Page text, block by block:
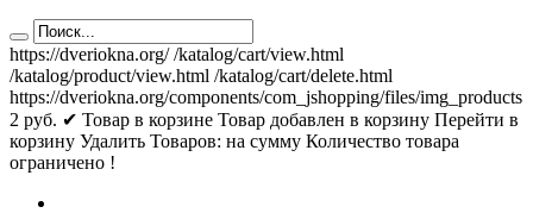
https://dveriokna.org/ /katalog/cart/view.html
/katalog/product/view.html /katalog/cart/delete.html
https://dveriokna.org/components/com_jshopping/files/img_products
2 руб. ✔ Товар в корзине Товар добавлен в корзину Перейти в
корзину Удалить Товаров: на сумму Количество товара
ограничено !